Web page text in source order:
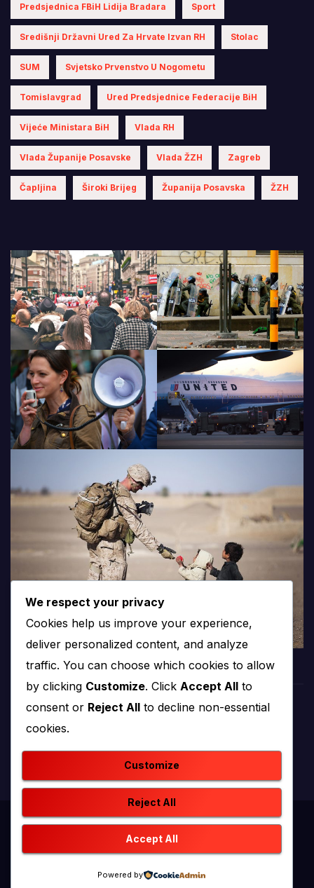
Predsjednica FBiH Lidija Bradara Sport
Središnji Državni Ured Za Hrvate Izvan RH Stolac
SUM Svjetsko Prvenstvo U Nogometu
Tomislavgrad Ured Predsjednice Federacije BiH
Vijeće Ministara BiH Vlada RH
Vlada Županije Posavske Vlada ŽZH Zagreb
Čapljina Široki Brijeg Županija Posavska ŽZH
produkcija i emitiranje tv programa
Proudly powered by WordPress|Theme: newstack by
Themeansar
O nama
We respect your privacy
Cookies help us improve your experience,
deliver personalized content, and analyze
traffic. You can choose which cookies to allow
by clicking Customize. Click Accept All to
consent or Reject All to decline non-essential
cookies.
Customize
Reject All
Accept All
Powered by